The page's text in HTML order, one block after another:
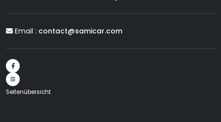
Email : contact@samicar.com
Seitenübersicht